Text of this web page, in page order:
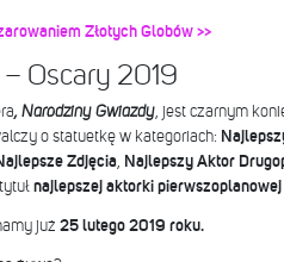
Złotych Globów >>
Oscary 2019
, Narodziny Gwiazdy, jest czarnym
o statuetkę w kategoriach:
Zdjęcia, Najlepszy Aktor
najlepszej aktorki pierwszoplanowej
już 25 lutego 2019 roku.